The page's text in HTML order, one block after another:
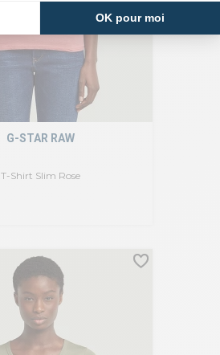
T-Shirt Slim Rose
G-STAR RAW